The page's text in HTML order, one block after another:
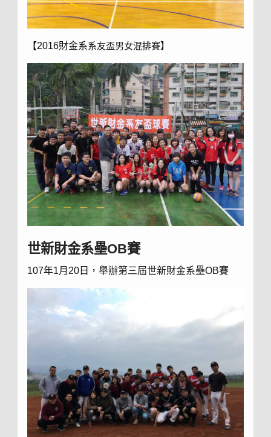
【2016財金系系友盃男女混排賽】
世新財金系壘OB賽
107年1月20日，舉辦第三屆世新財金系壘OB賽